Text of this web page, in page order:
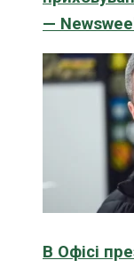
—
В Офісі